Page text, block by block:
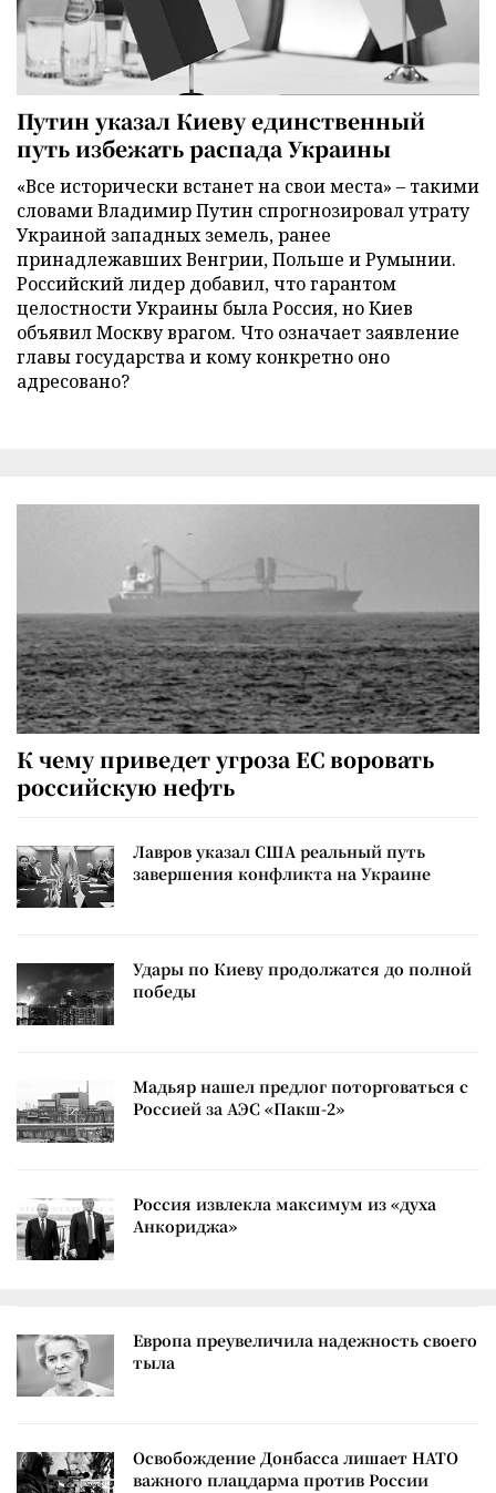
Путин указал Киеву единственный
путь избежать распада Украины
«Все исторически встанет на свои места» – такими
словами Владимир Путин спрогнозировал утрату
Украиной западных земель, ранее
принадлежавших Венгрии, Польше и Румынии.
Российский лидер добавил, что гарантом
целостности Украины была Россия, но Киев
объявил Москву врагом. Что означает заявление
главы государства и кому конкретно оно
адресовано?
К чему приведет угроза ЕС воровать
российскую нефть
Лавров указал США реальный путь
завершения конфликта на Украине
Удары по Киеву продолжатся до полной
победы
Мадьяр нашел предлог поторговаться с
Россией за АЭС «Пакш-2»
Россия извлекла максимум из «духа
Анкориджа»
Европа преувеличила надежность своего
тыла
Освобождение Донбасса лишает НАТО
важного плацдарма против России